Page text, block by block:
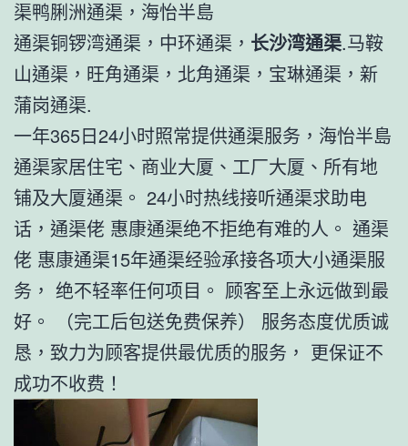
渠鸭脷洲通渠，海怡半島
通渠铜锣湾通渠，中环通渠， 长沙湾通渠.马鞍
山通渠，旺角通渠，北角通渠，宝琳通渠，新
蒲岗通渠.
一年365日24小时照常提供通渠服务，海怡半島
通渠家居住宅、商业大厦、工厂大厦、所有地
铺及大厦通渠。 24小时热线接听通渠求助电
话，通渠佬 惠康通渠绝不拒绝有难的人。 通渠
佬 惠康通渠15年通渠经验承接各项大小通渠服
务， 绝不轻率任何项目。 顾客至上永远做到最
好。 （完工后包送免费保养） 服务态度优质诚
恳，致力为顾客提供最优质的服务， 更保证不
成功不收费！